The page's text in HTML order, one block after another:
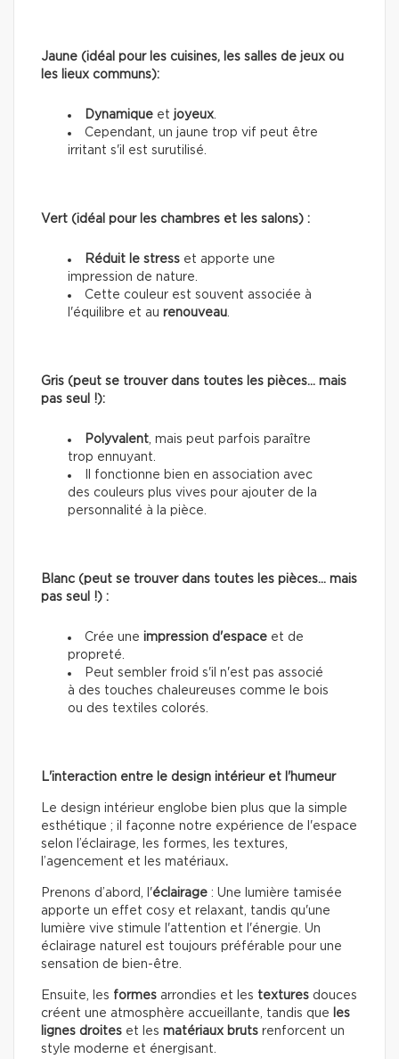
Jaune (idéal pour les cuisines, les salles de jeux ou
les lieux communs):
Dynamique et joyeux
Cependant, un jaune trop vif peut être
irritant s'il est surutilisé.
Vert (idéal pour les chambres et les salons) :
Réduit le stress et apporte une
impression de nature.
Cette couleur est souvent associée à
l'équilibre et au renouveau
Gris (peut se trouver dans toutes les pièces… mais
pas seul !):
Polyvalent , mais peut parfois paraître
trop ennuyant.
Il fonctionne bien en association avec
des couleurs plus vives pour ajouter de la
personnalité à la pièce.
Blanc (peut se trouver dans toutes les pièces… mais
pas seul !) :
Crée une impression d'espace et de
propreté.
Peut sembler froid s'il n'est pas associé
à des touches chaleureuses comme le bois
ou des textiles colorés.
L'interaction entre le design intérieur et l'humeur
Le design intérieur englobe bien plus que la simple
esthétique ; il façonne notre expérience de l'espace
selon l’éclairage, les formes, les textures,
l’agencement et les matériaux.
Prenons d’abord, l'éclairage : Une lumière tamisée
apporte un effet cosy et relaxant, tandis qu'une
lumière vive stimule l'attention et l'énergie. Un
éclairage naturel est toujours préférable pour une
sensation de bien-être.
Ensuite, les formes arrondies et les textures douces
créent une atmosphère accueillante, tandis que
les
lignes droites et les matériaux bruts renforcent un
style moderne et énergisant.